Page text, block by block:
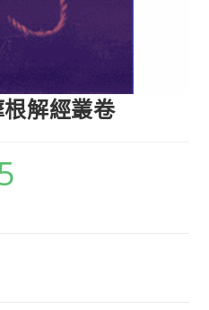
解經叢卷